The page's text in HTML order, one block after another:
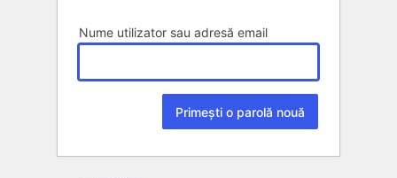
Nume utilizator sau adresă email